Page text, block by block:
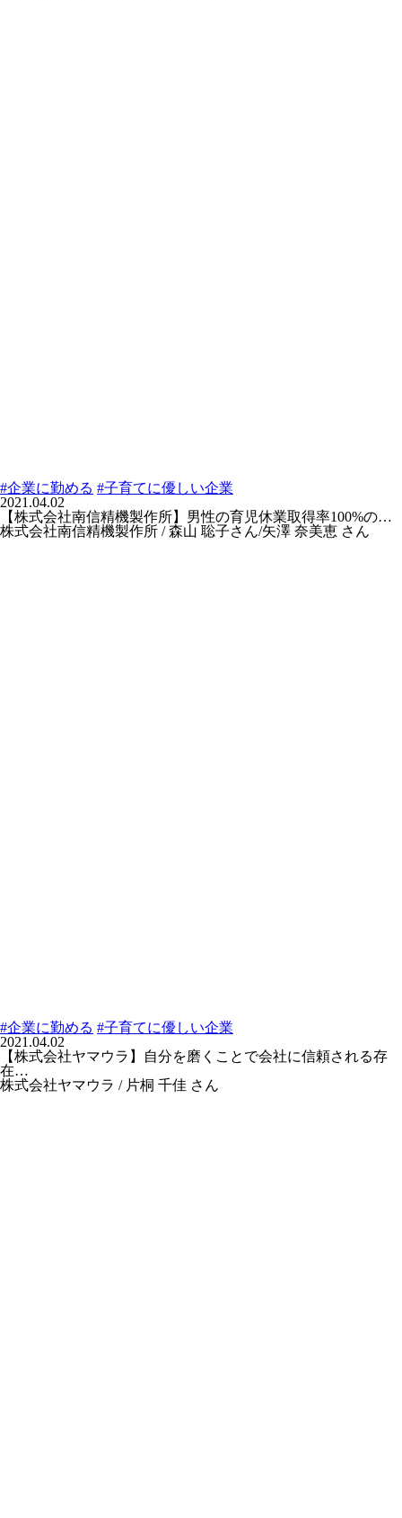
#企業に勤める #子育てに優しい企業
2021.04.02
【株式会社南信精機製作所】男性の育児休業取得率100%の…
株式会社南信精機製作所 / 森山 聡子さん/矢澤 奈美恵 さん
#企業に勤める #子育てに優しい企業
2021.04.02
【株式会社ヤマウラ】自分を磨くことで会社に信頼される存
在…
株式会社ヤマウラ / 片桐 千佳 さん